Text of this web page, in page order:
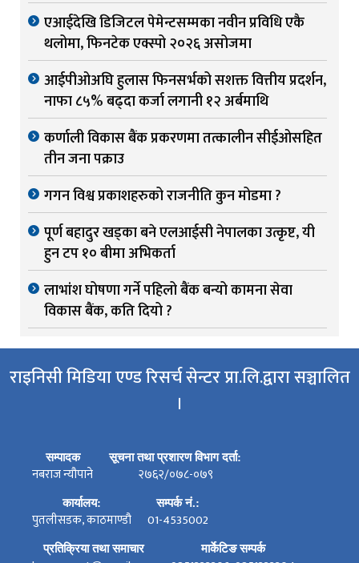
एआईदेखि डिजिटल पेमेन्टसम्मका नवीन प्रविधि एकै
थलोमा, फिनटेक एक्स्पो २०२६ असोजमा
आईपीओअघि हुलास फिनसर्भको सशक्त वित्तीय प्रदर्शन,
नाफा ८५% बढ्दा कर्जा लगानी १२ अर्बमाथि
कर्णाली विकास बैंक प्रकरणमा तत्कालीन सीईओसहित
तीन जना पक्राउ
गगन विश्व प्रकाशहरुको राजनीति कुन मोडमा ?
पूर्ण बहादुर खड्का बने एलआईसी नेपालका उत्कृष्ट, यी
हुन टप १० बीमा अभिकर्ता
लाभांश घोषणा गर्ने पहिलो बैंक बन्यो कामना सेवा
विकास बैंक, कति दियो ?
राइनिसी मिडिया एण्ड रिसर्च सेन्टर प्रा.लि.द्वारा सञ्चालित
।
सम्पादक
नबराज न्यौपाने
सूचना तथा प्रशारण विभाग दर्ता:
२७६२/०७८-०७९
कार्यालय:
पुतलीसडक, काठमाण्डौ
सम्पर्क नं.:
01-4535002
प्रतिक्रिया तथा समाचार मार्केटिङ सम्पर्क